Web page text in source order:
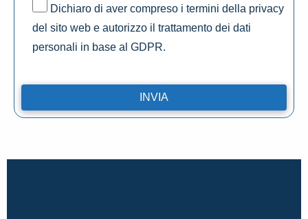
Dichiaro di aver compreso i termini della privacy
del sito web e autorizzo il trattamento dei dati
personali in base al GDPR.